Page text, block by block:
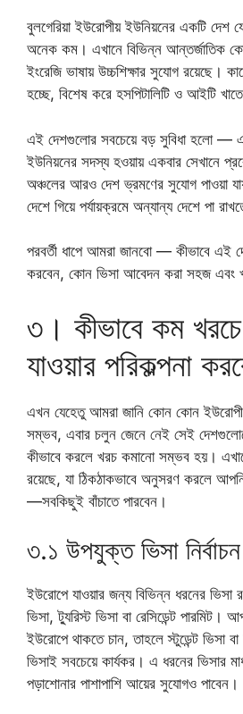
বুলগেরিয়া ইউরোপীয় ইউনিয়নের একটি দেশ
অনেক কম। এখানে বিভিন্ন আন্তর্জাতিক
ইংরেজি ভাষায় উচ্চশিক্ষার সুযোগ রয়েছে।
হচ্ছে, বিশেষ করে হসপিটালিটি ও আইটি
এই দেশগুলোর সবচেয়ে বড় সুবিধা হলো —
ইউনিয়নের সদস্য হওয়ায় একবার সেখানে
অঞ্চলের আরও দেশ ভ্রমণের সুযোগ পাওয়া
দেশে গিয়ে পর্যায়ক্রমে অন্যান্য দেশে পা
পরবর্তী ধাপে আমরা জানবো — কীভাবে এই
করবেন, কোন ভিসা আবেদন করা সহজ এবং
৩। কীভাবে কম
যাওয়ার পরিকল্পনা
এখন যেহেতু আমরা জানি কোন কোন
সম্ভব, এবার চলুন জেনে নেই সেই
কীভাবে করলে খরচ কমানো সম্ভব হয়।
রয়েছে, যা ঠিকঠাকভাবে অনুসরণ করলে
—সবকিছুই বাঁচাতে পারবেন।
৩.১ উপযুক্ত ভিসা
ইউরোপে যাওয়ার জন্য বিভিন্ন ধরনের ভিসা
ভিসা, ট্যুরিস্ট ভিসা বা রেসিডেন্ট পারমিট।
ইউরোপে থাকতে চান, তাহলে স্টুডেন্ট ভিসা
ভিসাই সবচেয়ে কার্যকর। এ ধরনের ভিসার
পড়াশোনার পাশাপাশি আয়ের সুযোগও পাবেন।